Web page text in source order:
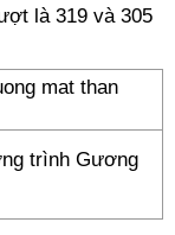
là 319 và 305
trình Gương